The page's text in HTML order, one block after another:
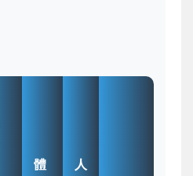
體
人